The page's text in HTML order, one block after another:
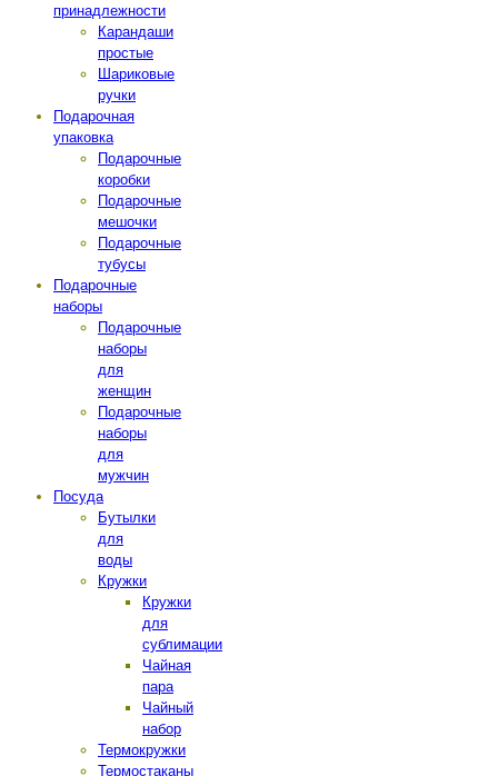
принадлежности
Карандаши
простые
Шариковые
ручки
Подарочная
упаковка
Подарочные
коробки
Подарочные
мешочки
Подарочные
тубусы
Подарочные
наборы
Подарочные
наборы
для
женщин
Подарочные
наборы
для
мужчин
Посуда
Бутылки
для
воды
Кружки
Кружки
для
сублимации
Чайная
пара
Чайный
набор
Термокружки
Термостаканы